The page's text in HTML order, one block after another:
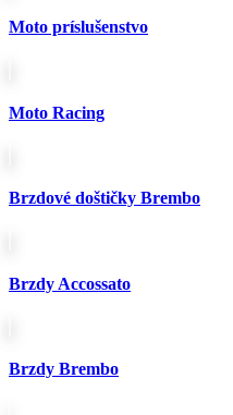
Moto príslušenstvo
Moto Racing
Brzdové doštičky Brembo
Brzdy Accossato
Brzdy Brembo